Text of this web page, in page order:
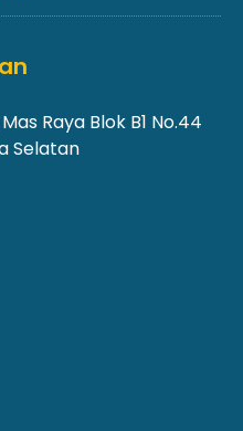
Raya Blok B1 No.44
Selatan